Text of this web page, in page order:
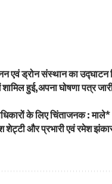
एवं ड्रोन संस्थान का उद्घाटन
शामिल हुई,अपना घोषणा पत्र
के लिए चिंताजनक : माले*
शेट्टी और प्रभारी एवं